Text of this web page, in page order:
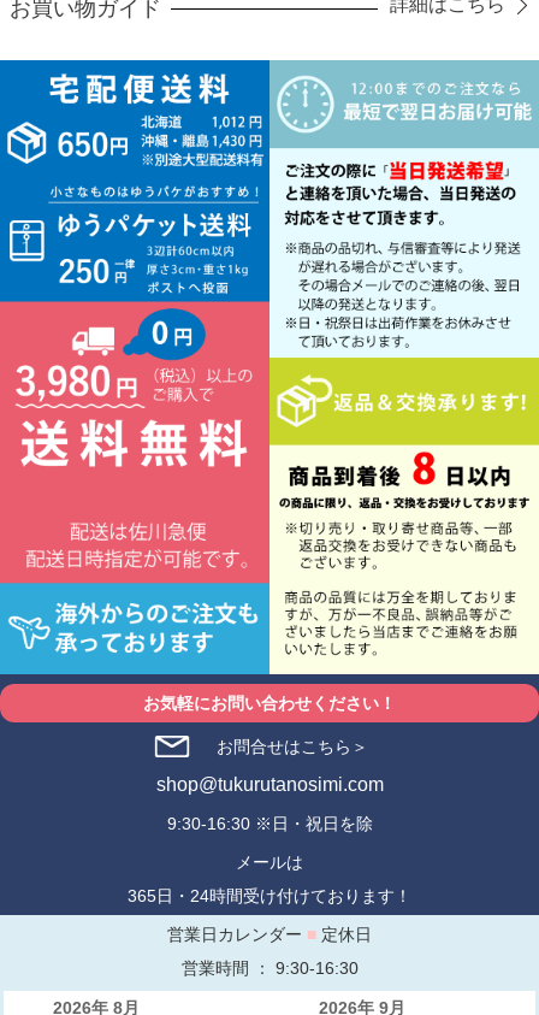
お買い物ガイド
お気軽にお問い合わせください！
お問合せはこちら＞
shop@tukurutanosimi.com
9:30-16:30 ※日・祝日を除
メールは
365日・24時間受け付けております！
営業日カレンダー ■ 定休日
営業時間 ： 9:30-16:30
2026年 8月 2026年 9月